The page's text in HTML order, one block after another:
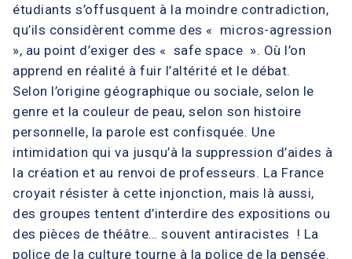
étudiants s’offusquent à la moindre contradiction,
qu’ils considèrent comme des « micros-agression
», au point d’exiger des « safe space ». Où l’on
apprend en réalité à fuir l’altérité et le débat.
Selon l’origine géographique ou sociale, selon le
genre et la couleur de peau, selon son histoire
personnelle, la parole est confisquée. Une
intimidation qui va jusqu’à la suppression d’aides à
la création et au renvoi de professeurs. La France
croyait résister à cette injonction, mais là aussi,
des groupes tentent d’interdire des expositions ou
des pièces de théâtre… souvent antiracistes ! La
police de la culture tourne à la police de la pensée.